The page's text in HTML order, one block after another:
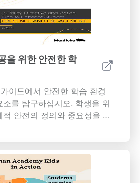
봅니다. 모든 발달 단계에서
기르는 효과적인 양육 및 교
찰력을 얻으십시오. 아동의 비
해결 능력을 육성하는 지원 학
법에 대한 이해를 높이십시
과 실용적인 전략에 대한 자세
시오!
을 위한 안전한 학
이드에서 안전한 학습 환경
를 탐구하십시오. 학생을 위
안전의 정의와 중요성을 이
실 관리, 지원하는 교육자의
성하는 것과 같은 주요 요소
안전한 분위기가 학업 성공과
는 이점에 대해 배우십시오.
서적 지원 시스템 및 학생 안